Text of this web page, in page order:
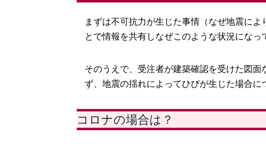
まずは不可抗力が生じた事情（なぜ地震に
とで情報を共有しなぜこのような状況になっ
そのうえで、受注者が建築確認を受けた図
ず、地震の揺れによってひびが生じた場合に
コロナの場合は？